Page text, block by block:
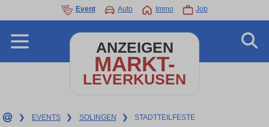
Event Auto Immo Job
ANZEIGEN
MARKT-
LEVERKUSEN
❯ EVENTS ❯ SOLINGEN ❯ STADTTEILFESTE